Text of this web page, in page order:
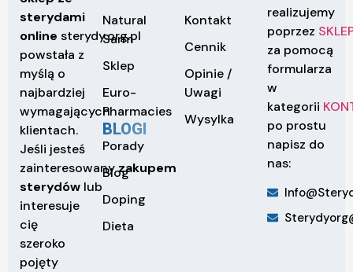
sterydami
online sterydy.org.pl
powstała z
myślą o
najbardziej
wymagających
klientach.
Jeśli jesteś
zainteresowanyzakupem
sterydów lub
interesuje
cię
szeroko
pojęty
Natural
Sarm
Sklep
Euro-
Pharmacies
BLOGI
Porady
Blog
Doping
Dieta
Kontakt
Cennik
Opinie /
Uwagi
Wysylka
realizujemy
poprzez
za pomocą
formularza
w
kategorii
po prostu
napisz do
nas: